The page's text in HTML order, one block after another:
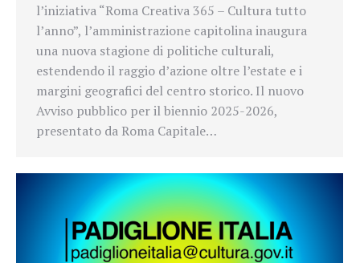
l’iniziativa “Roma Creativa 365 – Cultura tutto
l’anno”, l’amministrazione capitolina inaugura
una nuova stagione di politiche culturali,
estendendo il raggio d’azione oltre l’estate e i
margini geografici del centro storico. Il nuovo
Avviso pubblico per il biennio 2025-2026,
presentato da Roma Capitale…